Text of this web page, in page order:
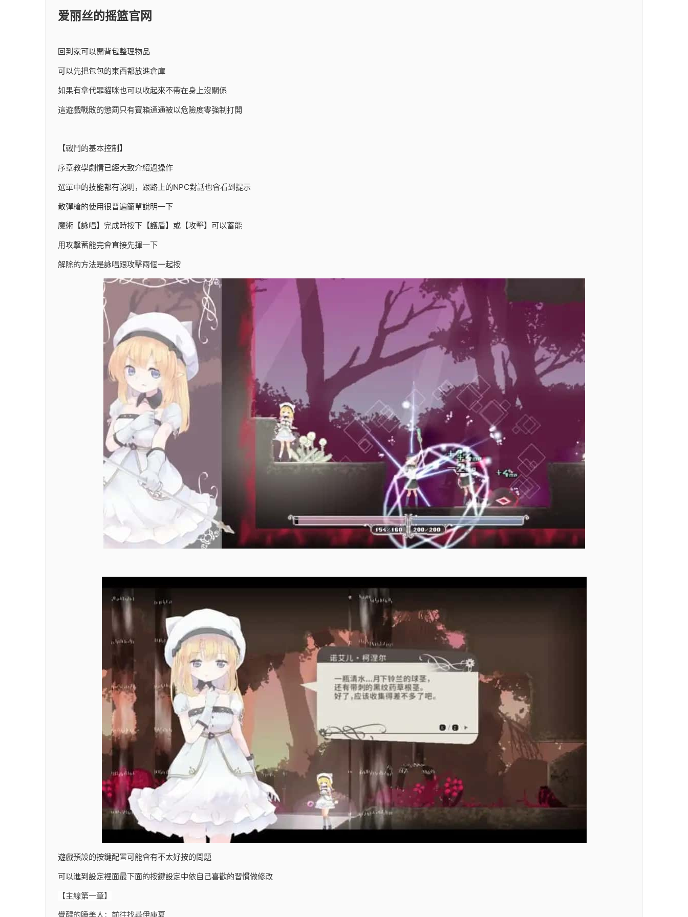
爱丽丝的摇篮官网
回到家可以開背包整理物品
可以先把包包的東西都放進倉庫
如果有拿代罪貓咪也可以收起來不帶在身上沒關係
這遊戲戰敗的懲罰只有寶箱通通被以危險度零強制打開
【戰鬥的基本控制】
序章教學劇情已經大致介紹過操作
選單中的技能都有說明，跟路上的NPC對話也會看到提示
散彈槍的使用很普遍簡單說明一下
魔術【詠唱】完成時按下【護盾】或【攻擊】可以蓄能
用攻擊蓄能完會直接先揮一下
解除的方法是詠唱跟攻擊兩個一起按
遊戲預設的按鍵配置可能會有不太好按的問題
可以進到設定裡面最下面的按鍵設定中依自己喜歡的習慣做修改
【主線第一章】
覺醒的睡美人：前往找尋伊庫夏